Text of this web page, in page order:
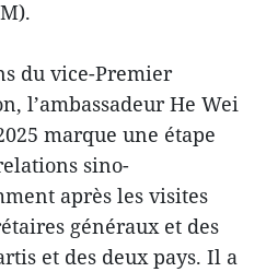
du vice-Premier
l’ambassadeur He Wei
marque une étape
sino-
après les visites
généraux et des
et des deux pays. Il a